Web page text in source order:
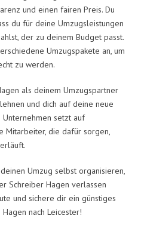
und einen fairen Preis. Du
du für deine Umzugsleistungen
der zu deinem Budget passt.
Umzugspakete an, um
zu werden.
als deinem Umzugspartner
und dich auf deine neue
Unternehmen setzt auf
Mitarbeiter, die dafür sorgen,
Umzug selbst organisieren,
Schreiber Hagen verlassen
und sichere dir ein günstiges
nach Leicester!